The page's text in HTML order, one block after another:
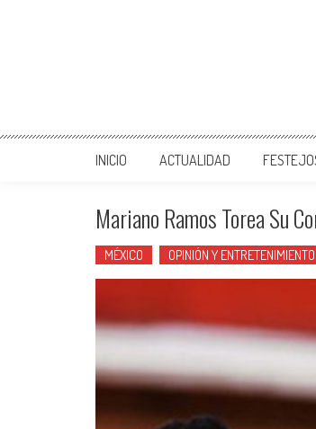
INICIO ACTUALIDAD
Mariano Ramos Torea Su
MÉXICO OPINIÓN Y ENTRETENIMIENTO